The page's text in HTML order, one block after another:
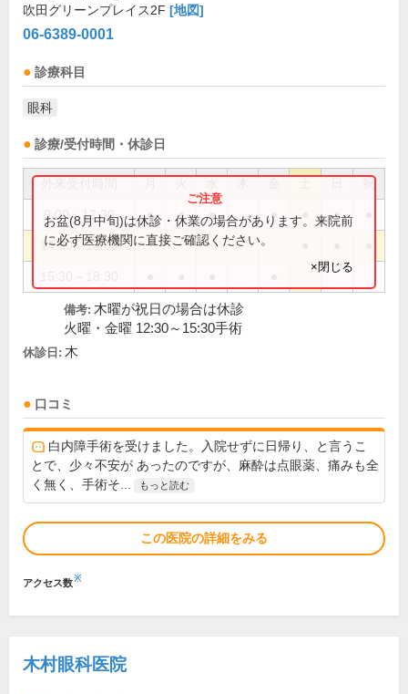
吹田グリーンプレイス2F [地図]
06-6389-0001
診療科目
眼科
診療/受付時間・休診日
祝
9:00～12:30 ● ● ● ● ●
14:30～18:00
お盆(8月中旬)は休診・休業の場合があります。来院前
に必ず医療機関に直接ご確認ください。
×閉じる
備考: 木曜が祝日の場合は休診
火曜・金曜 12:30～15:30手術
休診日: 木
口コミ
白内障手術を受けました。入院せずに日帰り、と言うこ
とで、少々不安が あったのですが、麻酔は点眼薬、痛みも全
く無く、手術そ...
もっと読む
この医院の詳細をみる
アクセス数※
木村眼科医院